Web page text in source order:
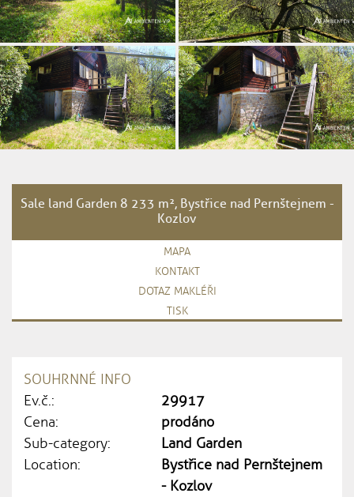
Sale land Garden 8 233 m², Bystřice nad Pernštejnem -
Kozlov
MAPA
KONTAKT
DOTAZ MAKLÉŘI
TISK
SOUHRNNÉ INFO
Ev.č.:
29917
Cena:
prodáno
Sub-category:
Land Garden
Location:
Bystřice nad Pernštejnem
- Kozlov